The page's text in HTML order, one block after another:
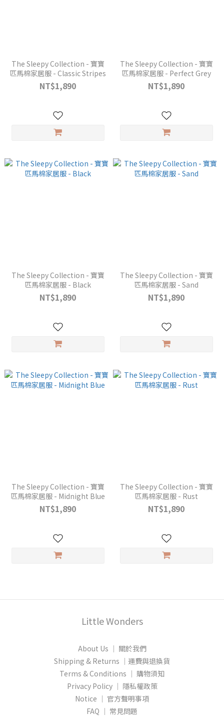
The Sleepy Collection - 寶寶
匹馬棉家居服 - Classic Stripes
NT$1,890
The Sleepy Collection - 寶寶
匹馬棉家居服 - Perfect Grey
NT$1,890
The Sleepy Collection - 寶寶
匹馬棉家居服 - Black
NT$1,890
The Sleepy Collection - 寶寶
匹馬棉家居服 - Sand
NT$1,890
The Sleepy Collection - 寶寶
匹馬棉家居服 - Midnight Blue
NT$1,890
The Sleepy Collection - 寶寶
匹馬棉家居服 - Rust
NT$1,890
Little Wonders
About Us │ 關於我們
Shipping & Returns │運費與退換貨
Terms & Conditions │ 購物須知
Privacy Policy │ 隱私權政策
Notice │ 官方聲明事項
FAQ │ 常見問題